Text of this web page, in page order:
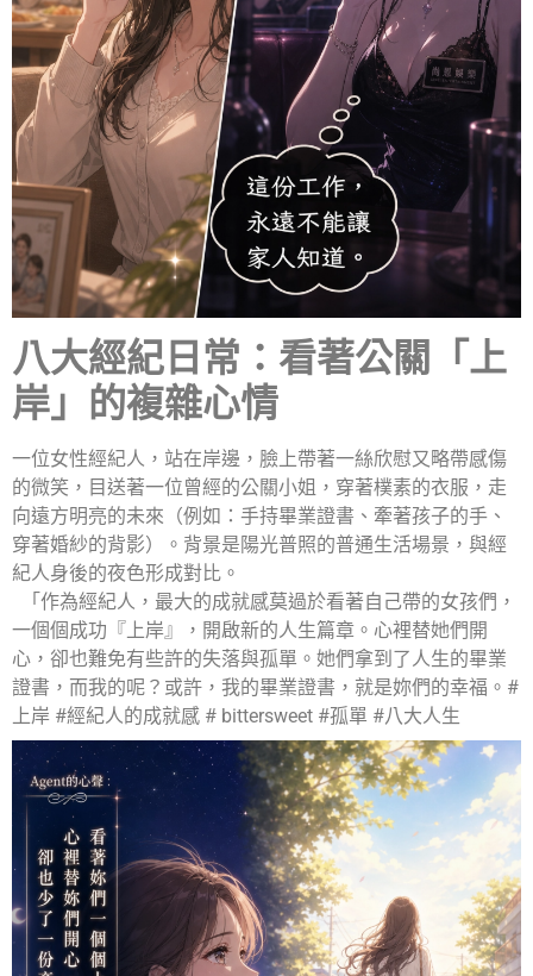
八大經紀日常：看著公關「上
岸」的複雜心情
一位女性經紀人，站在岸邊，臉上帶著一絲欣慰又略帶感傷
的微笑，目送著一位曾經的公關小姐，穿著樸素的衣服，走
向遠方明亮的未來（例如：手持畢業證書、牽著孩子的手、
穿著婚紗的背影）。背景是陽光普照的普通生活場景，與經
紀人身後的夜色形成對比。
「作為經紀人，最大的成就感莫過於看著自己帶的女孩們，
一個個成功『上岸』，開啟新的人生篇章。心裡替她們開
心，卻也難免有些許的失落與孤單。她們拿到了人生的畢業
證書，而我的呢？或許，我的畢業證書，就是妳們的幸福。#
上岸 #經紀人的成就感 # bittersweet #孤單 #八大人生